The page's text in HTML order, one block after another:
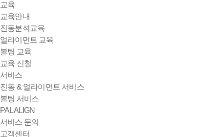
교육
교육안내
진동분석교육
얼라이먼트 교육
볼팅 교육
교육 신청
서비스
진동 & 얼라이먼트 서비스
볼팅 서비스
PALALIGN
서비스 문의
고객센터